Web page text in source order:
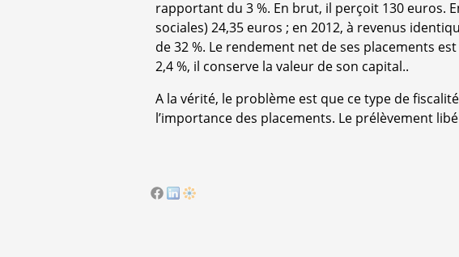
rapportant du 3 %. En brut, il perçoit 130 euros.
sociales) 24,35 euros ; en 2012, à revenus
de 32 %. Le rendement net de ses placements
2,4 %, il conserve la valeur de son capital..
A la vérité, le problème est que ce type de
l’importance des placements. Le prélèvement